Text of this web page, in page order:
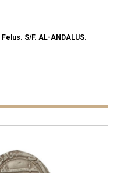
Felus. S/F. AL-ANDALUS.